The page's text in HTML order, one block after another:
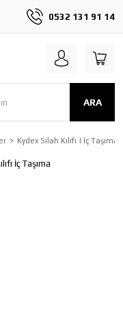
0532 131 91 14
ARA
Kydex Silah Kılıfı | İç Taşıma